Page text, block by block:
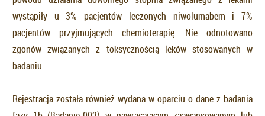
wystąpiły u 3% pacjentów leczonych niwolumabem i 7%
pacjentów przyjmujących chemioterapię. Nie odnotowano
zgonów związanych z toksycznością leków stosowanych w
badaniu.
Rejestracja została również wydana w oparciu o dane z badania